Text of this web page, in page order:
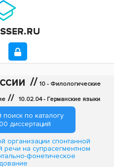
// 10 - Филологические
// 10.02.04 - Германские языки
по каталогу
диссертаций
организации спонтанной
речи на супрасегментном
фонетическое